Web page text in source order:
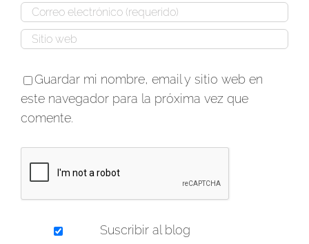
Guardar mi nombre, email y sitio web en
este navegador para la próxima vez que
comente.
Suscribir al blog